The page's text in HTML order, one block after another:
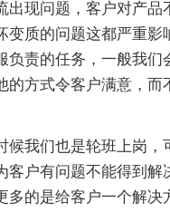
出现问题，客户对产品
变质的问题这都严重影
负责的任务，一般我们
的方式令客户满意，而
候我们也是轮班上岗，
客户有问题不能得到解
多的是给客户一个解决